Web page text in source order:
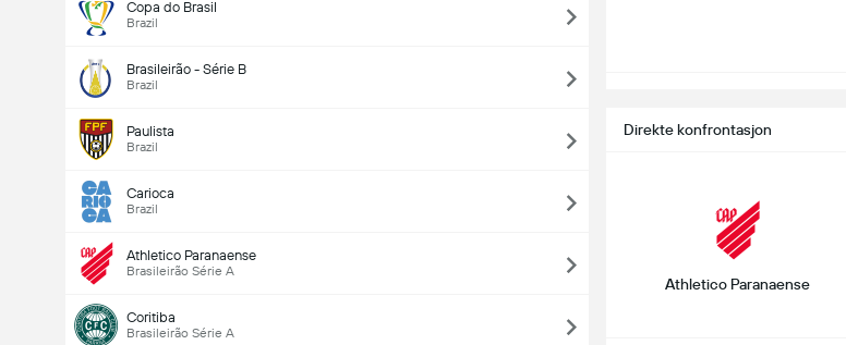
Copa do Brasil
Brazil
Brasileirão - Série B
Brazil
Paulista
Brazil
Carioca
Brazil
Athletico Paranaense
Brasileirão Série A
Coritiba
Brasileirão Série A
Direkte konfrontasjon
Athletico Paranaense